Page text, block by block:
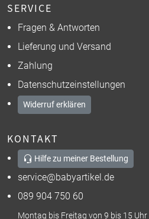
SERVICE
Fragen & Antworten
Lieferung und Versand
Zahlung
Datenschutzeinstellungen
Widerruf erklären
KONTAKT
Hilfe zu meiner Bestellung
service@babyartikel.de
089 904 750 60
Montag bis Freitag von 9 bis 15 Uhr